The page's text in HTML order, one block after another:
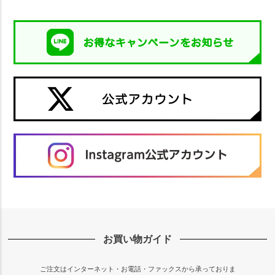
お買い物ガイド
ご注文はインターネット・お電話・ファックスから承っておりま